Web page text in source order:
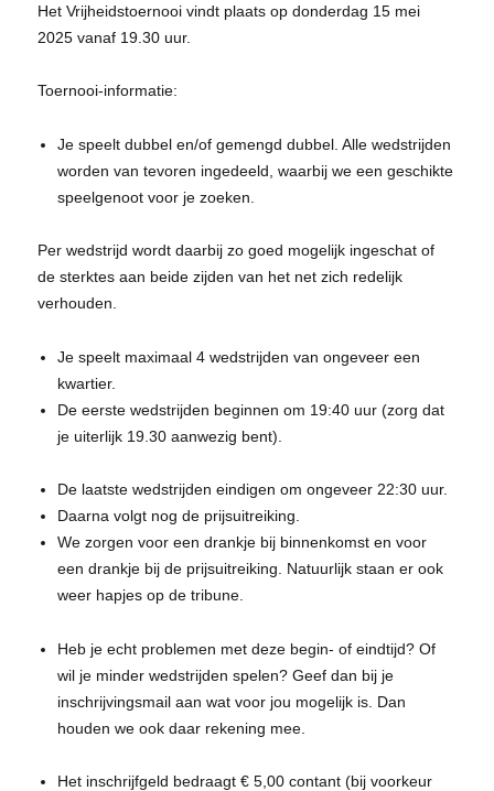
Het Vrijheidstoernooi vindt plaats op donderdag 15 mei
2025 vanaf 19.30 uur.
Toernooi-informatie:
Je speelt dubbel en/of gemengd dubbel. Alle wedstrijden
worden van tevoren ingedeeld, waarbij we een geschikte
speelgenoot voor je zoeken.
Per wedstrijd wordt daarbij zo goed mogelijk ingeschat of
de sterktes aan beide zijden van het net zich redelijk
verhouden.
Je speelt maximaal 4 wedstrijden van ongeveer een
kwartier.
De eerste wedstrijden beginnen om 19:40 uur (zorg dat
je uiterlijk 19.30 aanwezig bent).
De laatste wedstrijden eindigen om ongeveer 22:30 uur.
Daarna volgt nog de prijsuitreiking.
We zorgen voor een drankje bij binnenkomst en voor
een drankje bij de prijsuitreiking. Natuurlijk staan er ook
weer hapjes op de tribune.
Heb je echt problemen met deze begin- of eindtijd? Of
wil je minder wedstrijden spelen? Geef dan bij je
inschrijvingsmail aan wat voor jou mogelijk is. Dan
houden we ook daar rekening mee.
Het inschrijfgeld bedraagt € 5,00 contant (bij voorkeur